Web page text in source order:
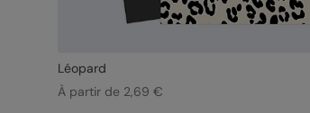
Léopard
À partir de 2,69 €